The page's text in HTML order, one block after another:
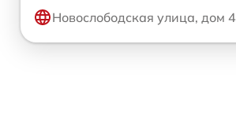
Новослободская улица, дом 4